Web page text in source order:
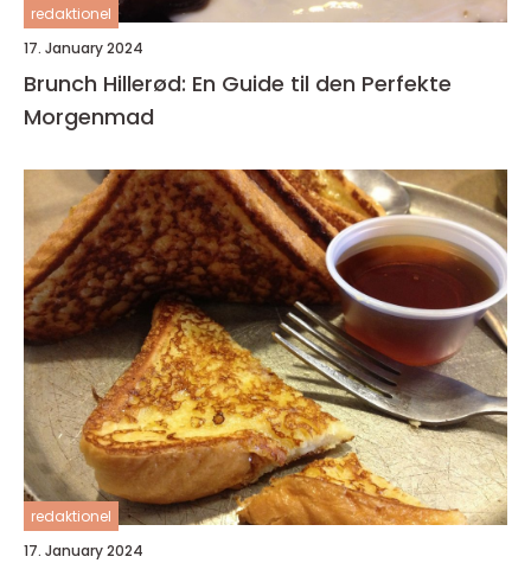
redaktionel
17. January 2024
Brunch Hillerød: En Guide til den Perfekte
Morgenmad
redaktionel
17. January 2024